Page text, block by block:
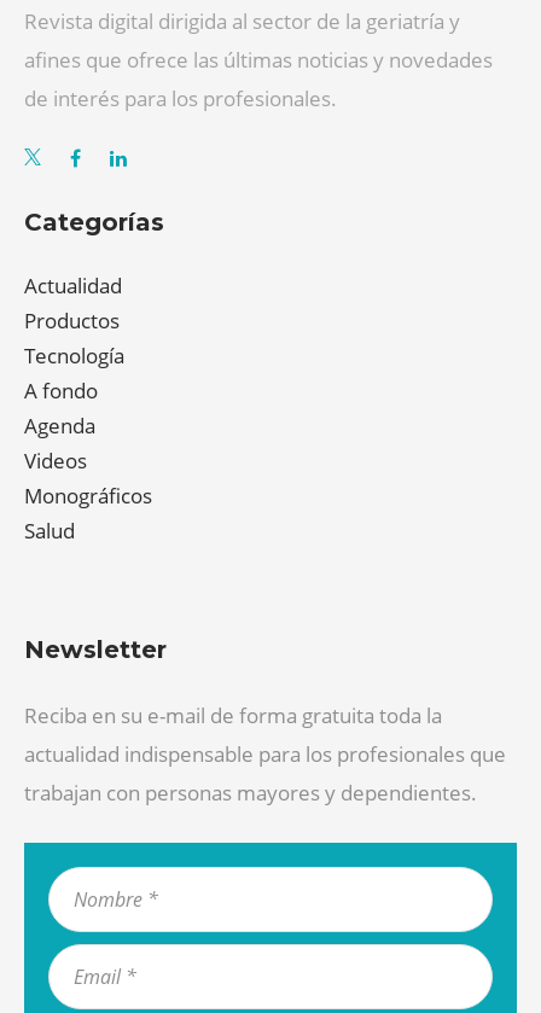
Revista digital dirigida al sector de la geriatría y
afines que ofrece las últimas noticias y novedades
de interés para los profesionales.
Categorías
Actualidad
Productos
Tecnología
A fondo
Agenda
Videos
Monográficos
Salud
Newsletter
Reciba en su e-mail de forma gratuita toda la
actualidad indispensable para los profesionales que
trabajan con personas mayores y dependientes.